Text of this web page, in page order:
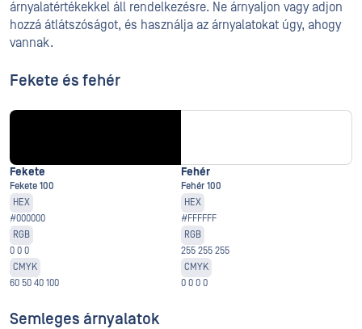
árnyalatértékekkel áll rendelkezésre. Ne árnyaljon vagy adjon
hozzá átlátszóságot, és használja az árnyalatokat úgy, ahogy
vannak.
Fekete és fehér
Fekete
Fekete 100
HEX
#000000
RGB
0 0 0
CMYK
60 50 40 100
Fehér
Fehér 100
HEX
#FFFFFF
RGB
255 255 255
CMYK
0 0 0 0
Semleges árnyalatok